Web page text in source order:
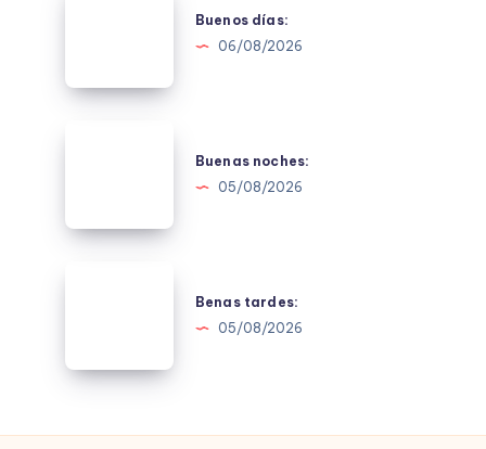
Buenos días:
06/08/2026
Buenas noches:
05/08/2026
Benas tardes:
05/08/2026